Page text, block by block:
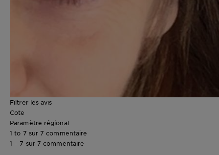
Filtrer les avis
Cote
Paramètre régional
1 to 7 sur 7 commentaire
1 – 7 sur 7 commentaire